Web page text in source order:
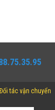
tác vận chuyển